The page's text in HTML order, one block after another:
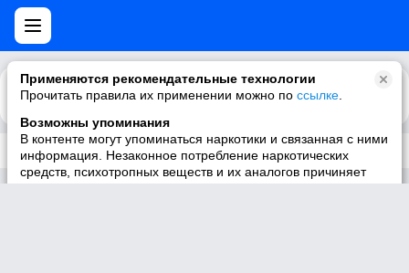
Применяются рекомендательные технологии
Прочитать правила их применении можно по ссылке
Возможны упоминания
В контенте могут упоминаться наркотики и связанная с ними
информация. Незаконное потребление наркотических
средств, психотропных веществ и их аналогов причиняет
Каталог Рекомендации
Трек не существует